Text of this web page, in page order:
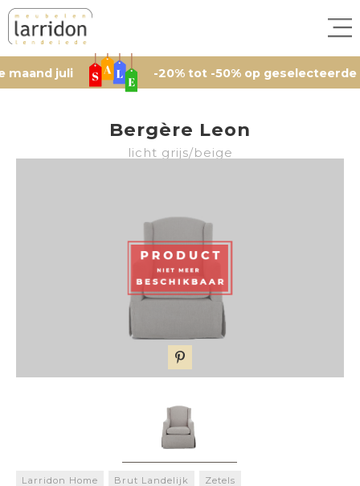
juli -20% tot -50% op geselecteerde
Bergère Leon
licht grijs/beige
Larridon Home Brut Landelijk Zetels